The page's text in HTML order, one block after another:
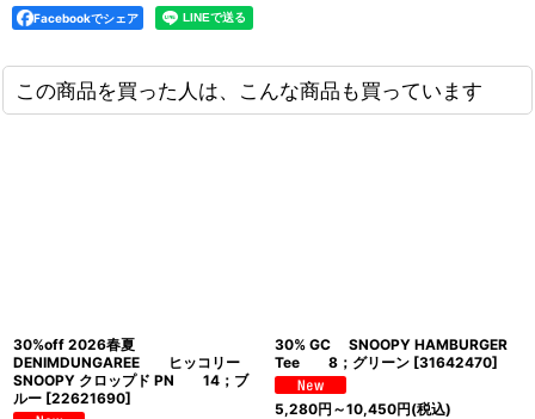
Facebookでシェア
この商品を買った人は、こんな商品も買っています
30%off 2026春夏
DENIMDUNGAREE ヒッコリー
SNOOPY クロップド PN 14；ブ
ルー [22621690]
30% GC SNOOPY HAMBURGER
Tee 8；グリーン [31642470]
5,280円 ～10,450円(税込)